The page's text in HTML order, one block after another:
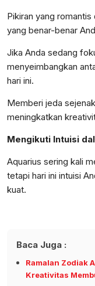
Pikiran yang
yang benar-benar
Jika Anda sedang
menyeimbangkan
hari ini.
Memberi jeda
meningkatkan
Mengikuti Intuisi
Aquarius sering kali
tetapi hari ini intuisi
kuat.
Baca Juga :
Ramalan Zodiak
Kreativitas